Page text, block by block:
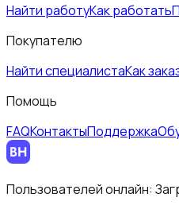
Найти работуКак работать
Покупателю
Найти специалистаКак
Помощь
FAQКонтактыПоддержка
Пользователей онлайн: